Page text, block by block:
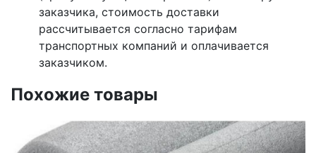
заказчика, стоимость доставки
рассчитывается согласно тарифам
транспортных компаний и оплачивается
заказчиком.
Похожие товары